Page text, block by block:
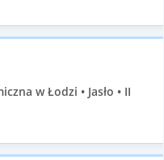
w Łodzi • Jasło • II